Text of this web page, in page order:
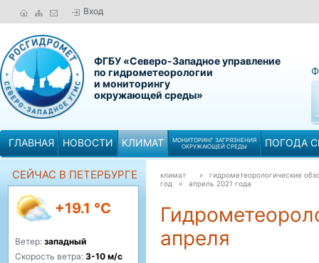
Вход
ФГБУ «Северо-Западное управление
по гидрометеорологии
и мониторингу
окружающей среды»
ГЛАВНАЯ НОВОСТИ КЛИМАТ
МОНИТОРИНГ ЗАГРЯЗНЕНИЯ
ОКРУЖАЮЩЕЙ СРЕДЫ
ПОГОДА
СЕЙЧАС В ПЕТЕРБУРГЕ
+19.1 °C
Ветер: западный
Скорость ветра: 3-10 м/с
климат
» гидрометеорологические
год » апрель 2021 года
апреля